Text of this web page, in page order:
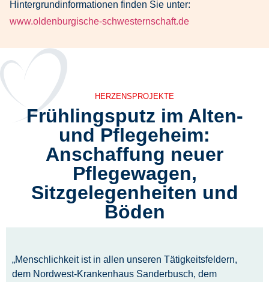
Hintergrundinformationen finden Sie unter:
www.oldenburgische-schwesternschaft.de
HERZENSPROJEKTE
Frühlingsputz im Alten-
und Pflegeheim:
Anschaffung neuer
Pflegewagen,
Sitzgelegenheiten und
Böden
„Menschlichkeit ist in allen unseren Tätigkeitsfeldern,
dem Nordwest-Krankenhaus Sanderbusch, dem